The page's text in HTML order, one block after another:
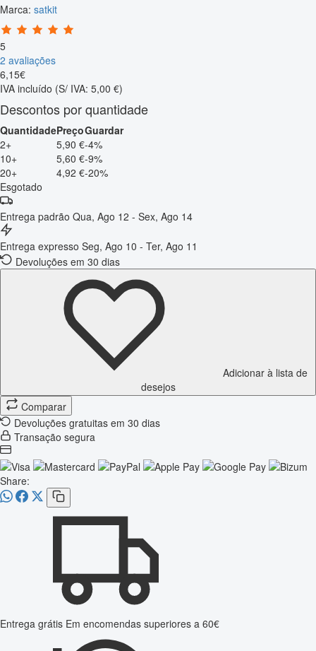
Marca: satkit
5
2 avaliações
6,15€
IVA incluído (S/ IVA: 5,00 €)
Descontos por quantidade
QuantidadePreçoGuardar
2+
5,90 €-4%
10+
5,60 €-9%
20+
4,92 €-20%
Esgotado
Entrega padrão Qua, Ago 12 - Sex, Ago 14
Entrega expresso Seg, Ago 10 - Ter, Ago 11
Devoluções em 30 dias
Adicionar à lista de
desejos
Comparar
Devoluções gratuitas em 30 dias
Transação segura
Share:
Entrega grátis Em encomendas superiores a 60€